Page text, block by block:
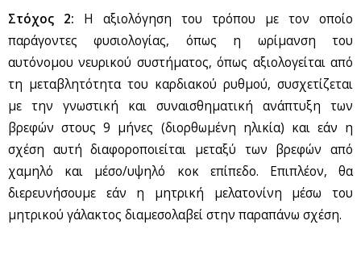
Στόχος 2: Η αξιολόγηση του τρόπου με τον οποίο
παράγοντες φυσιολογίας, όπως η ωρίμανση του
αυτόνομου νευρικού συστήματος, όπως αξιολογείται από
τη μεταβλητότητα του καρδιακού ρυθμού, συσχετίζεται
με την γνωστική και συναισθηματική ανάπτυξη των
βρεφών στους 9 μήνες (διορθωμένη ηλικία) και εάν η
σχέση αυτή διαφοροποιείται μεταξύ των βρεφών από
χαμηλό και μέσο/υψηλό κοκ επίπεδο. Επιπλέον, θα
διερευνήσουμε εάν η μητρική μελατονίνη μέσω του
μητρικού γάλακτος διαμεσολαβεί στην παραπάνω σχέση.